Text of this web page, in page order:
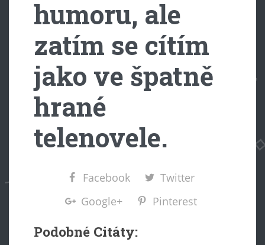
humoru, ale
zatím se cítím
jako ve špatně
hrané
telenovele.
Facebook
Twitter
Google+
Pinterest
Podobné Citáty: